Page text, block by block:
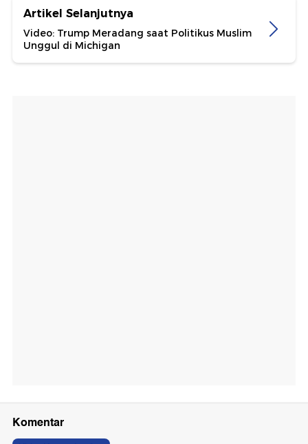
Artikel Selanjutnya
Video: Trump Meradang saat Politikus Muslim
Unggul di Michigan